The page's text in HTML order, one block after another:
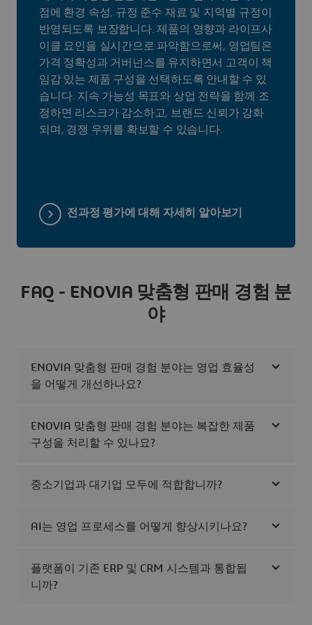
점에 환경 속성, 규정 준수 재료 및 지역별 규정이
반영되도록 보장합니다. 제품의 영향과 라이프사
이클 요인을 실시간으로 파악함으로써, 영업팀은
가격 정확성과 거버넌스를 유지하면서 고객이 책
임감 있는 제품 구성을 선택하도록 안내할 수 있
습니다. 지속 가능성 목표와 상업 전략을 함께 조
정하면 리스크가 감소하고, 브랜드 신뢰가 강화
되며, 경쟁 우위를 확보할 수 있습니다.
전과정 평가에 대해 자세히 알아보기
FAQ - ENOVIA 맞춤형 판매 경험 분
야
ENOVIA 맞춤형 판매 경험 분야는 영업 효율성
을 어떻게 개선하나요?
ENOVIA 맞춤형 판매 경험 분야는 복잡한 제품
구성을 처리할 수 있나요?
중소기업과 대기업 모두에 적합합니까?
AI는 영업 프로세스를 어떻게 향상시키나요?
플랫폼이 기존 ERP 및 CRM 시스템과 통합됩
니까?